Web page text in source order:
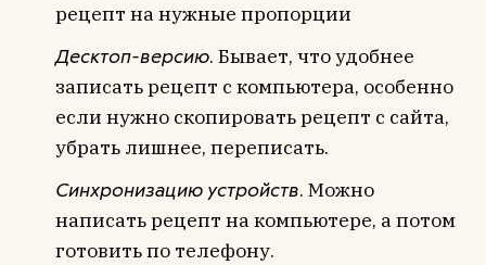
рецепт на нужные пропорции
Десктоп-версию. Бывает, что удобнее
записать рецепт с компьютера, особенно
если нужно скопировать рецепт с сайта,
убрать лишнее, переписать.
Синхронизацию устройств. Можно
написать рецепт на компьютере, а потом
готовить по телефону.